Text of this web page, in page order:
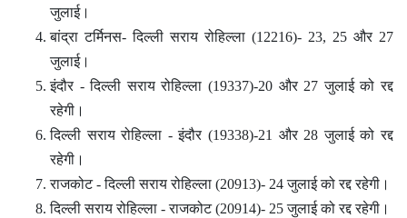
जुलाई।
बांद्रा टर्मिनस- दिल्ली सराय रोहिल्ला (12216)- 23, 25 और 27
जुलाई।
इंदौर - दिल्ली सराय रोहिल्ला (19337)-20 और 27 जुलाई को रद्द
रहेगी।
दिल्ली सराय रोहिल्ला - इंदौर (19338)-21 और 28 जुलाई को रद्द
रहेगी।
राजकोट - दिल्ली सराय रोहिल्ला (20913)- 24 जुलाई को रद्द रहेगी।
दिल्ली सराय रोहिल्ला - राजकोट (20914)- 25 जुलाई को रद्द रहेगी।